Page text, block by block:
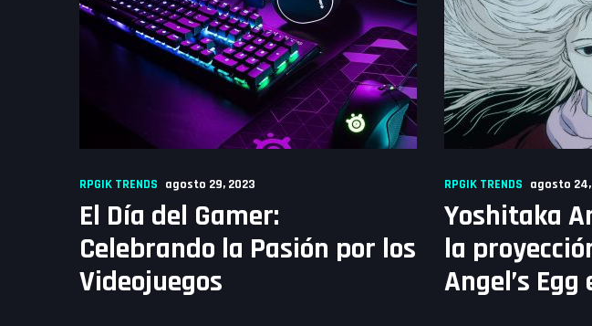
RPGIK TRENDS agosto 29, 2023
El Día del Gamer:
Celebrando la Pasión por los
Videojuegos
RPGIK TRENDS agosto
Yoshitaka
la
Angel’s